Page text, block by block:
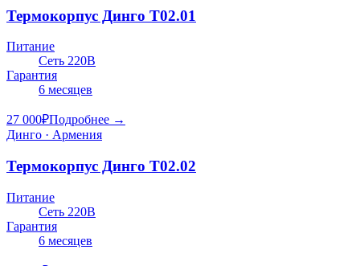
Термокорпус Динго Т02.01
Питание
Сеть 220В
Гарантия
6 месяцев
27 000₽Подробнее →
Динго · Армения
Термокорпус Динго Т02.02
Питание
Сеть 220В
Гарантия
6 месяцев